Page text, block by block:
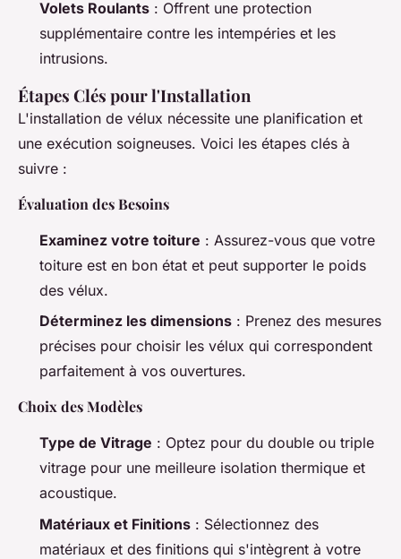
Volets Roulants : Offrent une protection
supplémentaire contre les intempéries et les
intrusions.
Étapes Clés pour l'Installation
L'installation de vélux nécessite une planification et
une exécution soigneuses. Voici les étapes clés à
suivre :
Évaluation des Besoins
Examinez votre toiture : Assurez-vous que votre
toiture est en bon état et peut supporter le poids
des vélux.
Déterminez les dimensions : Prenez des mesures
précises pour choisir les vélux qui correspondent
parfaitement à vos ouvertures.
Choix des Modèles
Type de Vitrage : Optez pour du double ou triple
vitrage pour une meilleure isolation thermique et
acoustique.
Matériaux et Finitions : Sélectionnez des
matériaux et des finitions qui s'intègrent à votre